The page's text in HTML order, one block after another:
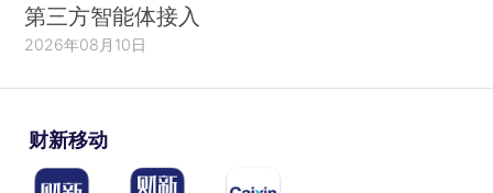
第三方智能体接入
2026年08月10日
财新移动